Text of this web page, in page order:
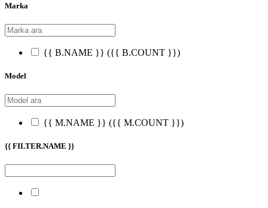
Marka
{{ B.NAME }} ({{ B.COUNT }})
Model
{{ M.NAME }} ({{ M.COUNT }})
{{ FILTER.NAME }}